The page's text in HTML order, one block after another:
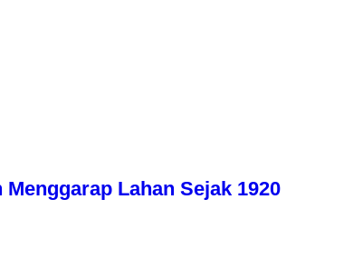
Lahan Sejak 1920